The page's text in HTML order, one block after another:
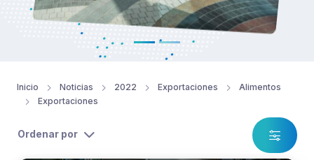
Inicio Noticias 2022 Exportaciones
Alimentos
Exportaciones
Ordenar por